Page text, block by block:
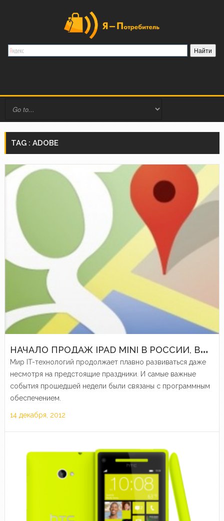
TAG : ADOBE
Н
АЧАЛО ПРОДАЖ IPAD MINI В РОССИИ, ВОЗВРАЩЕНИЕ КАРТ GOOGLE И ДРУГИЕ ЭЛЕКТРОННЫЕ НОВОСТИ ПРОШЕДШЕЙ НЕДЕЛИ
Мир IT-технологий продолжает плавно развиваться даже
несмотря на предстоящие праздники. И самые важные
события прошедшей недели были связаны с программным
обеспечением.
14 декабря, 2012